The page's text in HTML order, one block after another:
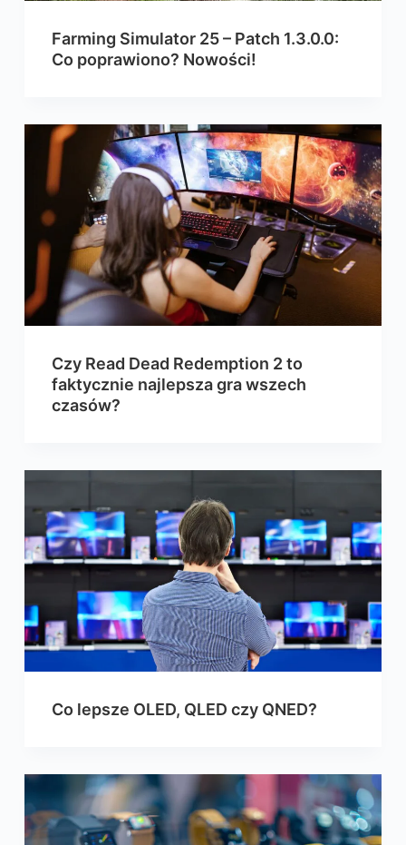
Farming Simulator 25 – Patch 1.3.0.0:
Co poprawiono? Nowości!
Czy Read Dead Redemption 2 to
faktycznie najlepsza gra wszech
czasów?
Co lepsze OLED, QLED czy QNED?